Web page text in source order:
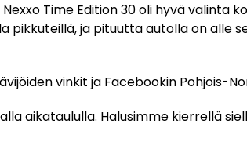
Time Edition 30 oli hyvä valinta
ja pituutta autolla on alle
vinkit ja Facebookin Pohjois-
aikataululla. Halusimme kierrellä